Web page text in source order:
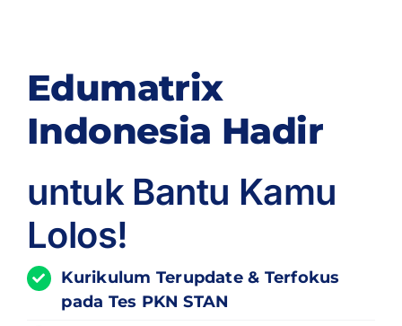
Edumatrix
Indonesia Hadir
untuk Bantu Kamu
Lolos!
Kurikulum Terupdate& Terfokus
pada Tes PKN STAN